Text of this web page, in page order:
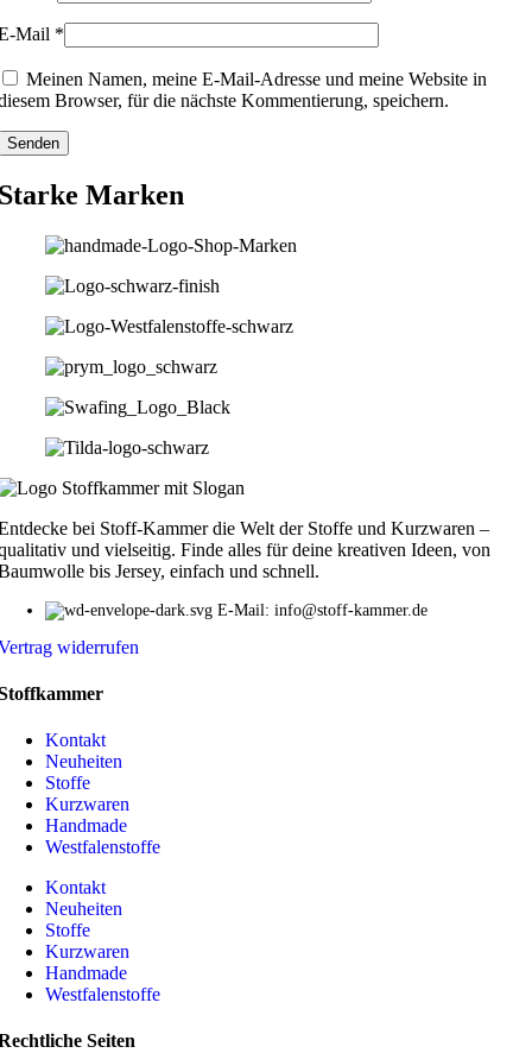
Mail *
Meinen Namen, meine E-Mail-Adresse und meine Website in
Browser, für die nächste Kommentierung, speichern.
Marken
bei Stoff-Kammer die Welt der Stoffe und Kurzwaren –
und vielseitig. Finde alles für deine kreativen Ideen, von
bis Jersey, einfach und schnell.
E-Mail: info@stoff-kammer.de
widerrufen
Kontakt
Neuheiten
Stoffe
Kurzwaren
Handmade
Westfalenstoffe
Kontakt
Neuheiten
Stoffe
Kurzwaren
Handmade
Westfalenstoffe
Seiten